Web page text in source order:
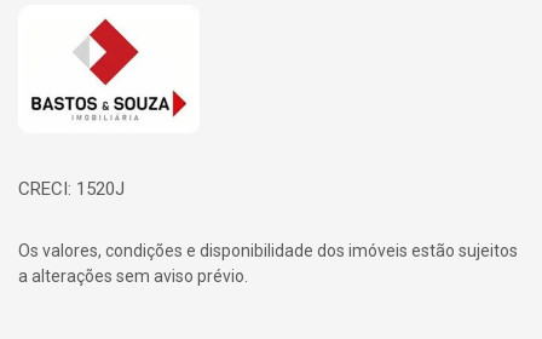
Página inicial
CRECI: 1520J
Os valores, condições e disponibilidade dos imóveis estão sujeitos
a alterações sem aviso prévio.